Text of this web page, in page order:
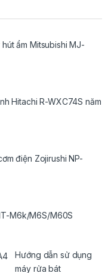
ẩm Mitsubishi MJ-
Hitachi R-WXC74S năm
điện Zojirushi NP-
M6k/M6S/M60S
Hướng dẫn sử dụng
máy rửa bát